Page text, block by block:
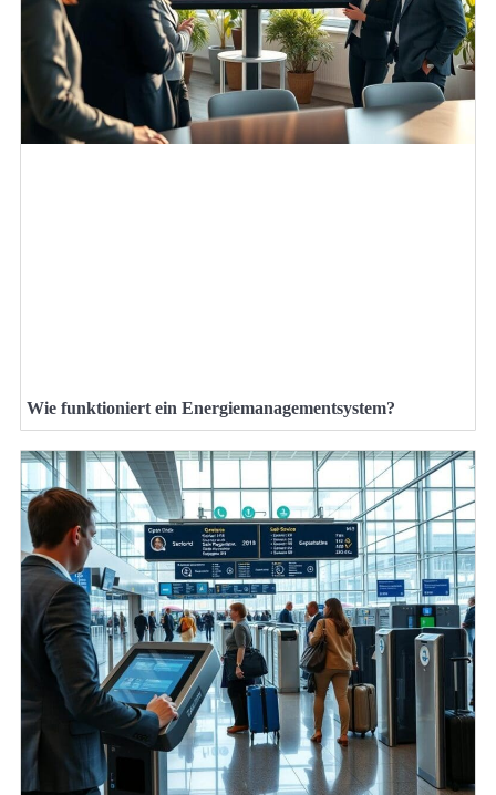
Wie funktioniert ein Energiemanagementsystem?